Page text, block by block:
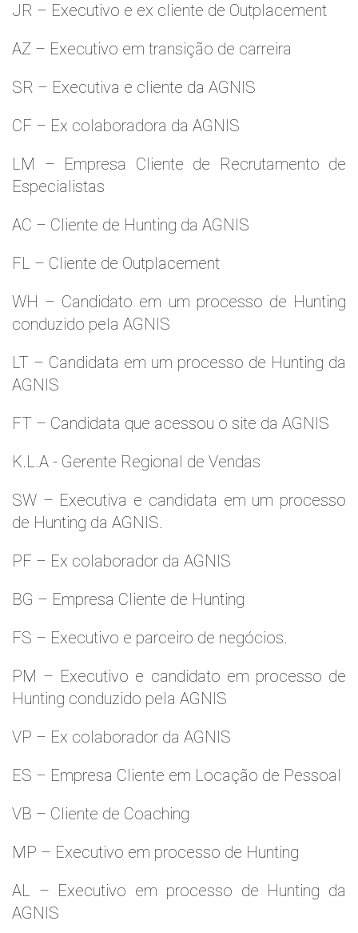
JR – Executivo e ex cliente de Outplacement
AZ – Executivo em transição de carreira
SR – Executiva e cliente da AGNIS
CF – Ex colaboradora da AGNIS
LM – Empresa Cliente de Recrutamento de
Especialistas
AC – Cliente de Hunting da AGNIS
FL – Cliente de Outplacement
WH – Candidato em um processo de Hunting
conduzido pela AGNIS
LT – Candidata em um processo de Hunting da
AGNIS
FT – Candidata que acessou o site da AGNIS
K.L.A - Gerente Regional de Vendas
SW – Executiva e candidata em um processo
de Hunting da AGNIS.
PF – Ex colaborador da AGNIS
BG – Empresa Cliente de Hunting
FS – Executivo e parceiro de negócios.
PM – Executivo e candidato em processo de
Hunting conduzido pela AGNIS
VP – Ex colaborador da AGNIS
ES – Empresa Cliente em Locação de Pessoal
VB – Cliente de Coaching
MP – Executivo em processo de Hunting
AL – Executivo em processo de Hunting da
AGNIS